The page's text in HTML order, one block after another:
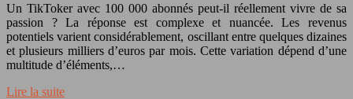
Un TikToker avec 100 000 abonnés peut-il réellement vivre de sa
passion ? La réponse est complexe et nuancée. Les revenus
potentiels varient considérablement, oscillant entre quelques dizaines
et plusieurs milliers d’euros par mois. Cette variation dépend d’une
multitude d’éléments,…
Lire la suite